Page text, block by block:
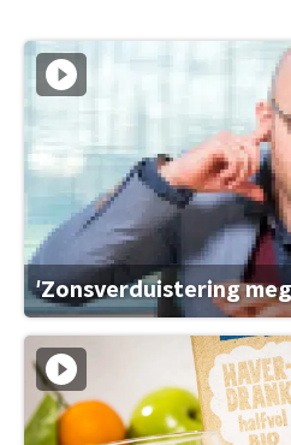
'Zonsverduistering